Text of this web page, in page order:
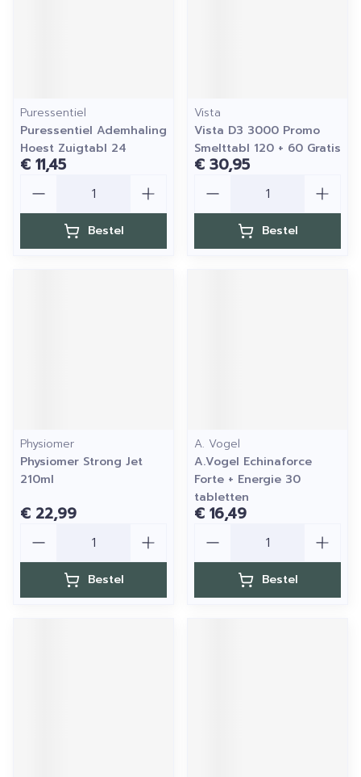
Puressentiel
Puressentiel Ademhaling
Hoest Zuigtabl 24
€ 11,45
Bestel
Vista
Vista D3 3000 Promo
Smelttabl 120 + 60 Gratis
€ 30,95
Bestel
Physiomer
Physiomer Strong Jet
210ml
€ 22,99
Bestel
A. Vogel
A.Vogel Echinaforce
Forte + Energie 30
tabletten
€ 16,49
Bestel